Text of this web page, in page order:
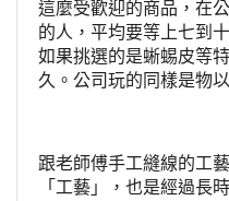
這麼受歡迎的商品，在
的人，平均要等上七到
如果挑選的是蜥蜴皮等
久。公司玩的同樣是物
跟老師傅手工縫線的工
「工藝」，也是經過長